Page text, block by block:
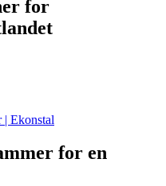
for
for en